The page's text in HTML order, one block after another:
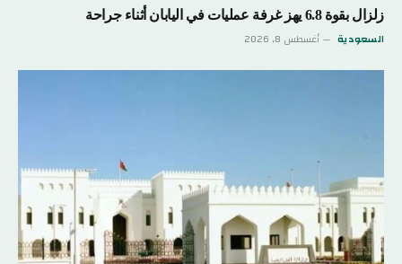
زلزال بقوة 6.8 يهز غرفة عمليات في اليابان أثناء جراحة
السعودية أغسطس 8, 2026